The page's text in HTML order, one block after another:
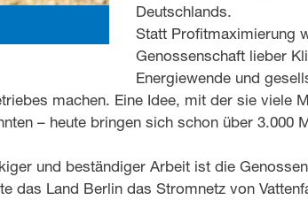
Deutschlands.
Statt Profitmaximierung
Genossenschaft lieber
Energiewende und
machen. Eine Idee, mit der sie viele
– heute bringen sich schon über 3.000
und beständiger Arbeit ist die
das Land Berlin das Stromnetz von